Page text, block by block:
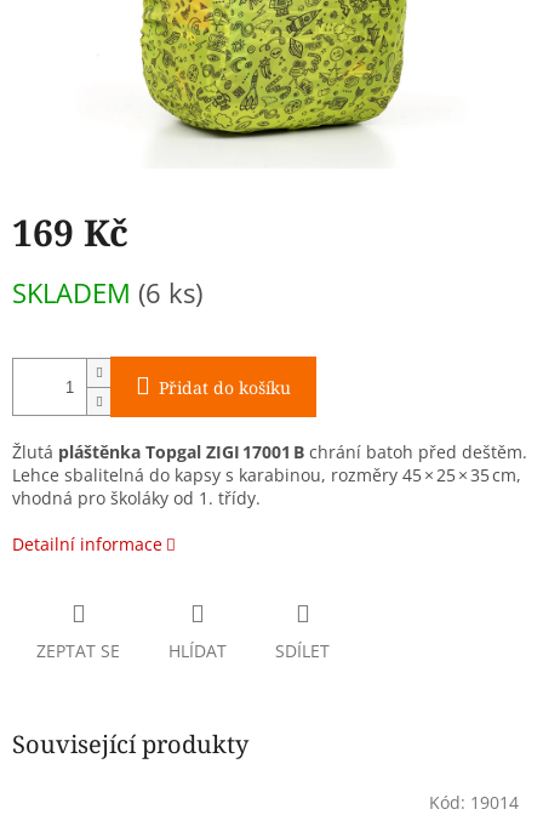
169 Kč
cena:
SKLADEM (6 ks)
Přidat do košíku
Žlutá pláštěnka Topgal ZIGI 17001 B chrání batoh před deštěm.
Lehce sbalitelná do kapsy s karabinou, rozměry 45 × 25 × 35 cm,
vhodná pro školáky od 1. třídy.
Detailní informace
ZEPTAT SE HLÍDAT SDÍLET
Související produkty
Kód: 19014